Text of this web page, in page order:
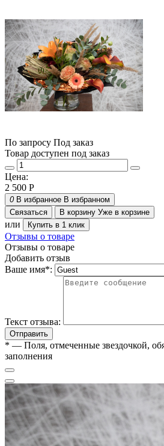
По запросу Под заказ
Товар доступен под заказ
Цена:
2 500 Р
0 В избранное В избранном
Связаться
В корзину Уже в корзине
или Купить в 1 клик
Отзывы о товаре
Отзывы о товаре
Добавить отзыв
Ваше имя*:
Текст отзыва:
Отправить
* — Поля, отмеченные звездочкой,
заполнения